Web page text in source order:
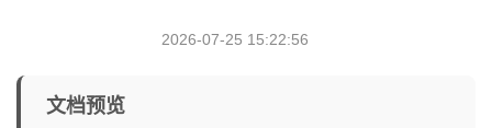
2026-07-25 15:22:56
文档预览